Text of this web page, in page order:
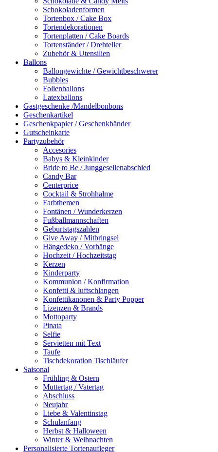
Schokoladenformen
Tortenbox / Cake Box
Tortendekorationen
Tortenplatten / Cake Boards
Tortenständer / Drehteller
Zubehör & Utensilien
Ballons
Ballongewichte / Gewichtbeschwerer
Bubbles
Folienballons
Latexballons
Gastgeschenke /Mandelbonbons
Geschenkartikel
Geschenkpapier / Geschenkbänder
Gutscheinkarte
Partyzubehör
Accesories
Babys & Kleinkinder
Bride to Be / Junggesellenabschied
Candy Bar
Centerprice
Cocktail & Strohhalme
Farbthemen
Fontänen / Wunderkerzen
Fußballmannschaften
Geburtstagszahlen
Give Away / Mitbringsel
Hängedeko / Vorhänge
Hochzeit / Hochzeitstag
Kerzen
Kinderparty
Kommunion / Konfirmation
Konfetti & luftschlangen
Konfettikanonen & Party Popper
Lizenzen & Brands
Mottoparty
Pinata
Selfie
Servietten mit Text
Taufe
Tischdekoration Tischläufer
Saisonal
Frühling & Ostern
Muttertag / Vatertag
Abschluss
Neujahr
Liebe & Valentinstag
Schulanfang
Herbst & Halloween
Winter & Weihnachten
Personalisierte Tortenaufleger